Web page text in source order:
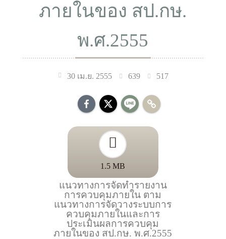
ภายในของ สป.กษ.
พ.ศ.2555
30 เม.ย. 2555 639 517
1.5 MB
แนวทางการจัดทำรายงาน
การควบคุมภายใน ตาม
แนวทางการจัดวางระบบการ
ควบคุมภายในและการ
ประเมินผลการควบคุม
ภายในของ สป.กษ. พ.ศ.2555